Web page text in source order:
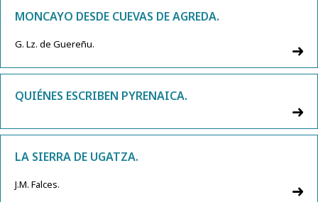
MONCAYO DESDE CUEVAS DE AGREDA.
G. Lz. de Guereñu.
QUIÉNES ESCRIBEN PYRENAICA.
LA SIERRA DE UGATZA.
J.M. Falces.